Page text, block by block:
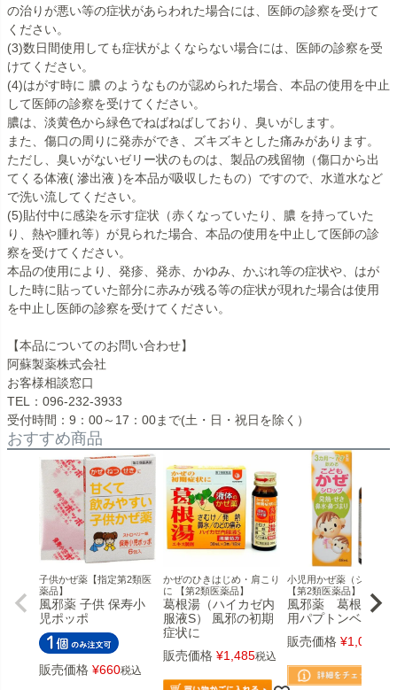
の治りが悪い等の症状があらわれた場合には、医師の診察を受けて
ください。
(3)数日間使用しても症状がよくならない場合には、医師の診察を受
けてください。
(4)はがす時に 膿 のようなものが認められた場合、本品の使用を中止
して医師の診察を受けてください。
膿は、淡黄色から緑色でねばねばしており、臭いがします。
また、傷口の周りに発赤ができ、ズキズキとした痛みがあります。
ただし、臭いがないゼリー状のものは、製品の残留物（傷口から出
てくる体液( 滲出液 )を本品が吸収したもの）ですので、水道水など
で洗い流してください。
(5)貼付中に感染を示す症状（赤くなっていたり、膿 を持っていた
り、熱や腫れ等）が見られた場合、本品の使用を中止して医師の診
察を受けてください。
本品の使用により、発疹、発赤、かゆみ、かぶれ等の症状や、はが
した時に貼っていた部分に赤みが残る等の症状が現れた場合は使用
を中止し医師の診察を受けてください。
【本品についてのお問い合わせ】
阿蘇製薬株式会社
お客様相談窓口
TEL：096-232-3933
受付時間：9：00～17：00まで(土・日・祝日を除く）
おすすめ商品
子供かぜ薬【指定第2類医
薬品】
風邪薬 子供 保寿小
児ポッポ
販売価格 ¥660税込
かぜのひきはじめ・肩こり
に 【第2類医薬品】
葛根湯（ハイカゼ内
服液S） 風邪の初期
症状に
販売価格 ¥1,485税込
小児用かぜ薬（シロップ
【第2類医薬品】
風邪薬 葛根湯 小
用パプトンベビー
販売価格 ¥1,078